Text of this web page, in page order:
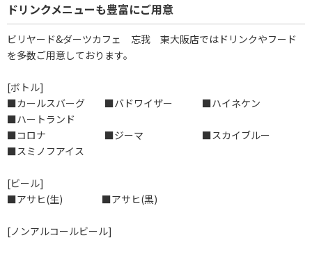
ドリンクメニューも豊富にご用意
ビリヤード&ダーツカフェ 忘我 東大阪店ではドリンクやフード
を多数ご用意しております。
[ボトル]
■カールスバーグ ■バドワイザー ■ハイネケン
■ハートランド
■コロナ ■ジーマ ■スカイブルー
■スミノフアイス
[ビール]
■アサヒ(生) ■アサヒ(黒)
[ノンアルコールビール]